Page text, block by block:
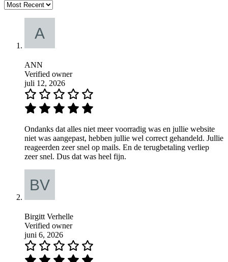
ANN
Verified owner
juli 12, 2026
Ondanks dat alles niet meer voorradig was en jullie website
niet was aangepast, hebben jullie wel correct gehandeld. Jullie
reageerden zeer snel op mails. En de terugbetaling verliep
zeer snel. Dus dat was heel fijn.
Birgitt Verhelle
Verified owner
juni 6, 2026